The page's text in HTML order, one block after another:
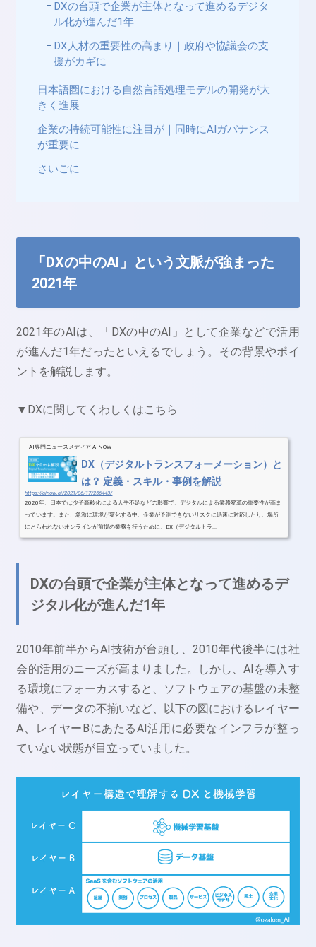
DXの台頭で企業が主体となって進めるデジタ
ル化が進んだ1年
DX人材の重要性の高まり｜政府や協議会の支
援がカギに
日本語圏における自然言語処理モデルの開発が大
きく進展
企業の持続可能性に注目が｜同時にAIガバナンス
が重要に
さいごに
「DXの中のAI」という文脈が強まった
2021年
2021年のAIは、「DXの中のAI」として企業などで活用
が進んだ1年だったといえるでしょう。その背景やポイ
ントを解説します。
▼DXに関してくわしくはこちら
AI専門ニュースメディア AINOW
DX（デジタルトランスフォーメーション）と
は？ 定義・スキル・事例を解説
https://ainow.ai/2021/06/17/256443/
2020年、日本では少子高齢化による人手不足などの影響で、デジタルによる業務変革の重要性が高ま
っています。また、急激に環境が変化する中、企業が予測できないリスクに迅速に対応したり、場所
にとらわれないオンラインが前提の業務を行うために、DX（デジタルトラ...
DXの台頭で企業が主体となって進めるデ
ジタル化が進んだ1年
2010年前半からAI技術が台頭し、2010年代後半には社
会的活用のニーズが高まりました。しかし、AIを導入す
る環境にフォーカスすると、ソフトウェアの基盤の未整
備や、データの不揃いなど、以下の図におけるレイヤー
A、レイヤーBにあたるAI活用に必要なインフラが整っ
ていない状態が目立っていました。